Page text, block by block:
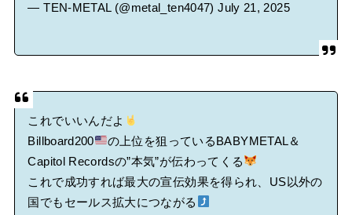
— TEN-METAL (@metal_ten4047)July 21, 2025
これでいいんだよ
Billboard200
の上位を狙っているBABYMETAL＆
Capitol Recordsの”本気”が伝わってくる
これで成功すれば最大の宣伝効果を得られ、US以外の
国でもセールス拡大につながる